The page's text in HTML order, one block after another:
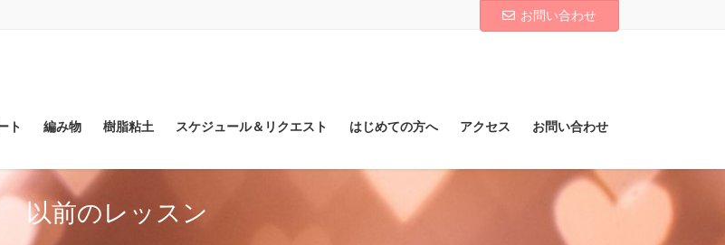
お問い合わせ
ト 編み物 樹脂粘土 スケジュール＆リクエスト はじめての方へ アクセス お問い合わせ
以前のレッスン